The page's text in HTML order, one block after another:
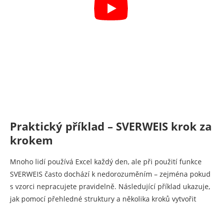
Praktický příklad – SVERWEIS krok za
krokem
Mnoho lidí používá Excel každý den, ale při použití funkce
SVERWEIS často dochází k nedorozuměním – zejména pokud
s vzorci nepracujete pravidelně. Následující příklad ukazuje,
jak pomocí přehledné struktury a několika kroků vytvořit